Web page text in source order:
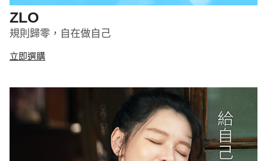
ZLO
規則歸零，自在做自己
立即選購